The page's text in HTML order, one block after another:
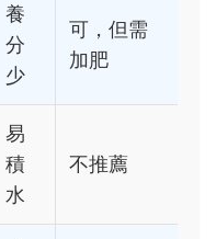
養
分
少
可，但需
加肥
易
積
水
不推薦